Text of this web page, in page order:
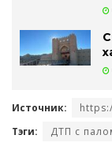
Источник:
Тэги:
ДТП с